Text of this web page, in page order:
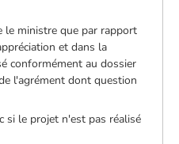
le ministre que par rapport
et dans la
conformément au dossier
l'agrément dont question
si le projet n'est pas réalisé